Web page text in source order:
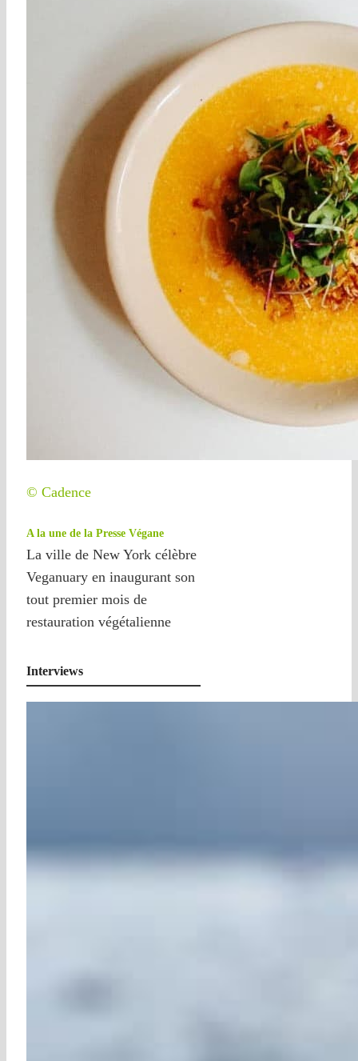
© Cadence
A la une de la Presse Végane
La ville de New York célèbre
Veganuary en inaugurant son
tout premier mois de
restauration végétalienne
Interviews